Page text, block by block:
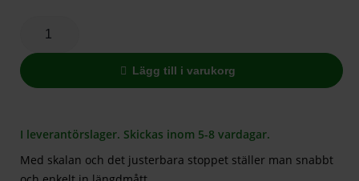
Lägg till i varukorg
I leverantörslager. Skickas inom 5-8 vardagar.
Med skalan och det justerbara stoppet ställer man snabbt